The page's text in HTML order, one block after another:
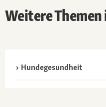
Weitere
Hundegesundheit